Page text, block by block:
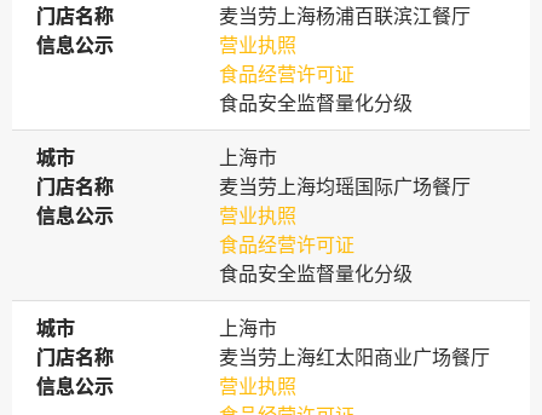
门店名称
门店名称
麦当劳上海杨浦百联滨江餐厅
信息公示
信息公示
营业执照
食品经营许可证
食品安全监督量化分级
城市
城市
上海市
门店名称
门店名称
麦当劳上海均瑶国际广场餐厅
信息公示
信息公示
营业执照
食品经营许可证
食品安全监督量化分级
城市
城市
上海市
门店名称
门店名称
麦当劳上海红太阳商业广场餐厅
信息公示
信息公示
营业执照